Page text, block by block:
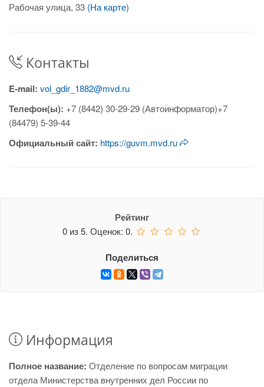
Рабочая улица, 33 (На карте)
Контакты
E-mail: vol_gdir_1882@mvd.ru
Телефон(ы): +7 (8442) 30-29-29 (Автоинформатор)+7
(84479) 5-39-44
Официальный сайт: https://guvm.mvd.ru
Рейтинг
0 из5. Оценок:0.
Поделиться
Информация
Полное название: Отделение по вопросам миграции
отдела Министерства внутренних дел России по